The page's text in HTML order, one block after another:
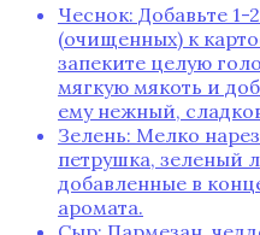
Чеснок: Добавьте 1-
(очищенных) к
запеките целую
мягкую мякоть и
ему нежный‚
Зелень: Мелко
петрушка‚ зеленый
добавленные в
аромата.